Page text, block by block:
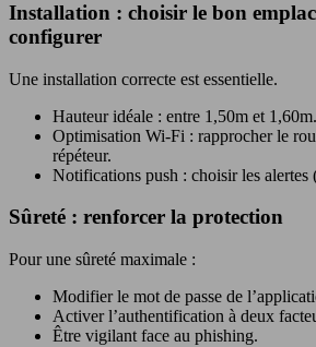
Installation : choisir le bon
configurer
Une installation correcte est essentielle.
Hauteur idéale : entre 1,50m et 1,60m.
Optimisation Wi-Fi : rapprocher le
répéteur.
Notifications push : choisir les alertes
Sûreté : renforcer la protection
Pour une sûreté maximale :
Modifier le mot de passe de
Activer l’authentification à deux
Être vigilant face au phishing.